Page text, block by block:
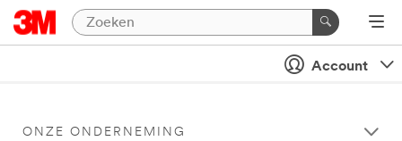
Account
ONZE ONDERNEMING